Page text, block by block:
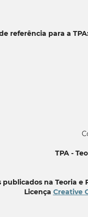
referência para a
TPA -
publicados na Teoria e
Licença Creative